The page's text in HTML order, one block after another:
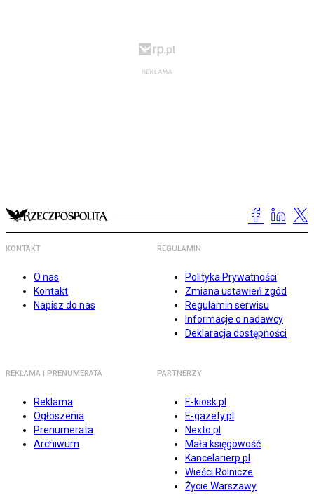
KONTAKT
O nas
Kontakt
Napisz do nas
REGULAMIN
Polityka Prywatności
Zmiana ustawień zgód
Regulamin serwisu
Informacje o nadawcy
Deklaracja dostępności
REKLAMA I PRENUMERATA
Reklama
Ogłoszenia
Prenumerata
Archiwum
PARTNERZY
E-kiosk.pl
E-gazety.pl
Nexto.pl
Mała księgowość
Kancelarierp.pl
Wieści Rolnicze
Życie Warszawy